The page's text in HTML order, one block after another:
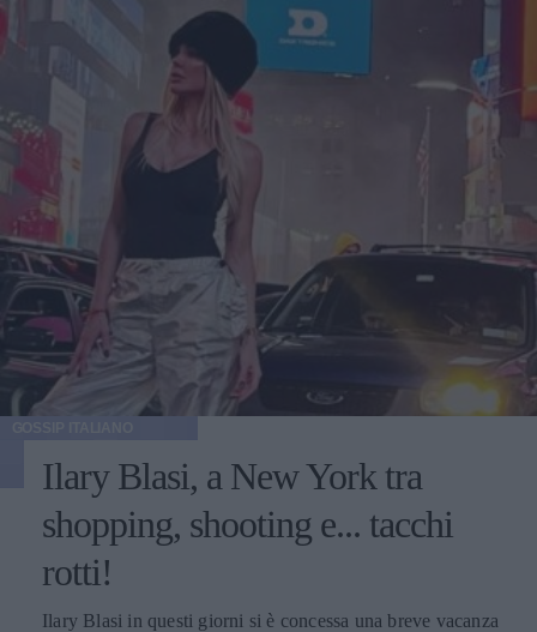
Ilary Blasi, a New York tra
shopping, shooting e... tacchi
rotti!
Ilary Blasi in questi giorni si è concessa una breve vacanza